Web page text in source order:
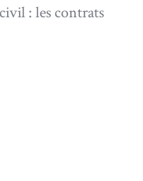
: les contrats